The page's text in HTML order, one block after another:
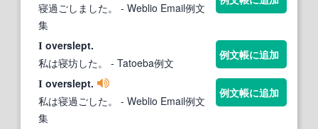
寝過ごしました。
- Weblio Email例文
集
I overslept.
私は寝坊した。
- Tatoeba例文
例文帳に追加
I overslept.
私は寝過ごした。
- Weblio Email例文
集
例文帳に追加